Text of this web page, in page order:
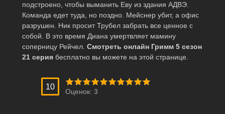
подстроено, чтобы выманить Еву из здания АДВЭ.
Команда едет туда, но поздно. Мейснер убит, а офис
разрушен. Ник просит Трубел забрать все ценное с
собой. В это время Диана умертвляет мамину
соперницу Рейчел. Смотреть онлайн Гримм 5 сезон
21 серия бесплатно вы можете на этой странице.
10
Оценок: 3